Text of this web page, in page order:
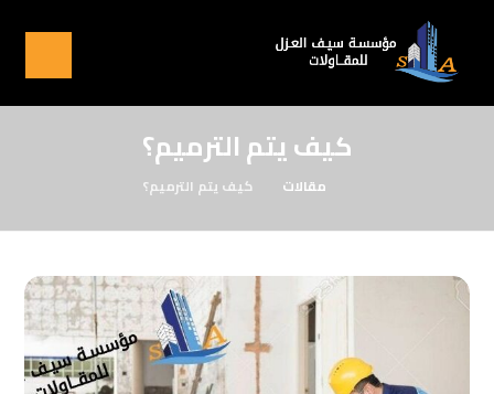
كيف يتم الترميم؟
مقالات كيف يتم الترميم؟